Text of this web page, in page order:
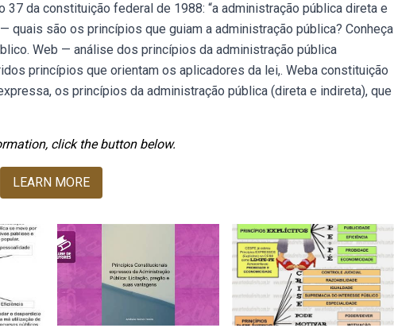
da constituição federal de 1988: “a administração pública direta e
quais são os princípios que guiam a administração pública? Conheça
Web — análise dos princípios da administração pública
princípios que orientam os aplicadores da lei,. Weba constituição
os princípios da administração pública (direta e indireta), que
click the button below.
LEARN MORE